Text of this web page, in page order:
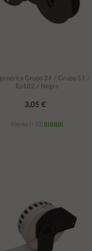
Grupo 24 / Grupo 51 /
Ep102 / Negra
3,05 €
Stocks (+10)